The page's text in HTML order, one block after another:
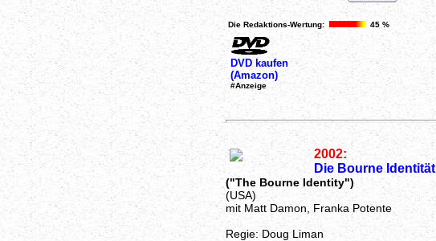
Die Redaktions-Wertung: 45 %
DVD kaufen
(Amazon)
#Anzeige
2002:
Die Bourne Identität
("The Bourne Identity")
(USA)
mit Matt Damon, Franka Potente
Regie: Doug Liman